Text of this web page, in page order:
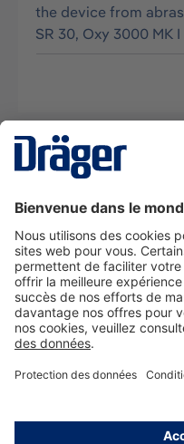
the device from
SR 30, Oxy 3000 MK I
Nous contacter
A propos de Dräger
Informations